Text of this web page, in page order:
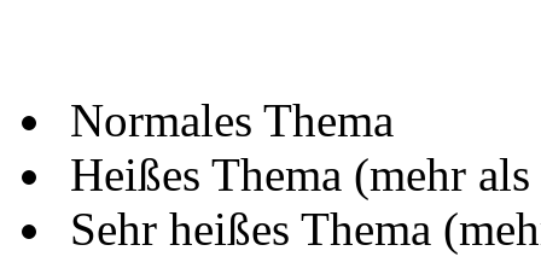
Normales Thema
Heißes Thema (mehr
Sehr heißes Thema